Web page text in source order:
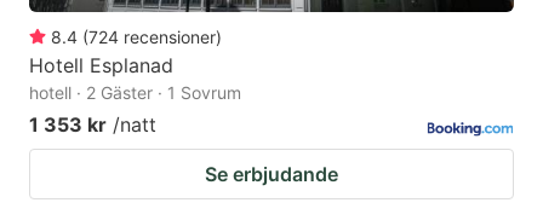
8.4 (724 recensioner)
Hotell Esplanad
hotell · 2 Gäster · 1 Sovrum
1 353 kr /natt
Se erbjudande